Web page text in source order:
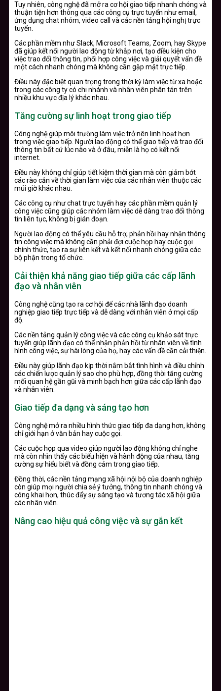
Tuy nhiên, công nghệ đã mở ra cơ hội giao tiếp nhanh chóng và
thuận tiện hơn thông qua các công cụ trực tuyến như email,
ứng dụng chat nhóm, video call và các nền tảng hội nghị trực
tuyến.
Các phần mềm như Slack, Microsoft Teams, Zoom, hay Skype
đã giúp kết nối người lao động từ khắp nơi, tạo điều kiện cho
việc trao đổi thông tin, phối hợp công việc và giải quyết vấn đề
một cách nhanh chóng mà không cần gặp mặt trực tiếp.
Điều này đặc biệt quan trọng trong thời kỳ làm việc từ xa hoặc
trong các công ty có chi nhánh và nhân viên phân tán trên
nhiều khu vực địa lý khác nhau.
Tăng cường sự linh hoạt trong giao tiếp
Công nghệ giúp môi trường làm việc trở nên linh hoạt hơn
trong việc giao tiếp. Người lao động có thể giao tiếp và trao đổi
thông tin bất cứ lúc nào và ở đâu, miễn là họ có kết nối
internet.
Điều này không chỉ giúp tiết kiệm thời gian mà còn giảm bớt
các rào cản về thời gian làm việc của các nhân viên thuộc các
múi giờ khác nhau.
Các công cụ như chat trực tuyến hay các phần mềm quản lý
công việc cũng giúp các nhóm làm việc dễ dàng trao đổi thông
tin liên tục, không bị gián đoạn.
Người lao động có thể yêu cầu hỗ trợ, phản hồi hay nhận thông
tin công việc mà không cần phải đợi cuộc họp hay cuộc gọi
chính thức, tạo ra sự liên kết và kết nối nhanh chóng giữa các
bộ phận trong tổ chức.
Cải thiện khả năng giao tiếp giữa các cấp lãnh
đạo và nhân viên
Công nghệ cũng tạo ra cơ hội để các nhà lãnh đạo doanh
nghiệp giao tiếp trực tiếp và dễ dàng với nhân viên ở mọi cấp
độ.
Các nền tảng quản lý công việc và các công cụ khảo sát trực
tuyến giúp lãnh đạo có thể nhận phản hồi từ nhân viên về tình
hình công việc, sự hài lòng của họ, hay các vấn đề cần cải thiện.
Điều này giúp lãnh đạo kịp thời nắm bắt tình hình và điều chỉnh
các chiến lược quản lý sao cho phù hợp, đồng thời tăng cường
mối quan hệ gần gũi và minh bạch hơn giữa các cấp lãnh đạo
và nhân viên.
Giao tiếp đa dạng và sáng tạo hơn
Công nghệ mở ra nhiều hình thức giao tiếp đa dạng hơn, không
chỉ giới hạn ở văn bản hay cuộc gọi.
Các cuộc họp qua video giúp người lao động không chỉ nghe
mà còn nhìn thấy các biểu hiện và hành động của nhau, tăng
cường sự hiểu biết và đồng cảm trong giao tiếp.
Đồng thời, các nền tảng mạng xã hội nội bộ của doanh nghiệp
còn giúp mọi người chia sẻ ý tưởng, thông tin nhanh chóng và
công khai hơn, thúc đẩy sự sáng tạo và tương tác xã hội giữa
các nhân viên.
Nâng cao hiệu quả công việc và sự gắn kết